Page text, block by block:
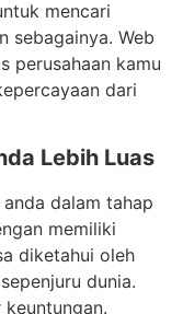
mencari
sebagainya. Web
perusahaan kamu
dari
Lebih Luas
dalam tahap
memiliki
diketahui oleh
dunia.